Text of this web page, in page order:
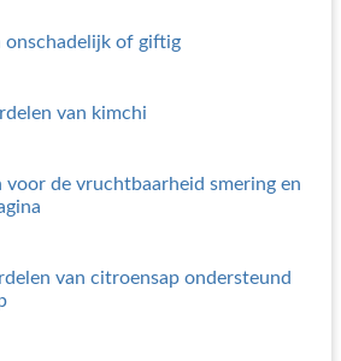
onschadelijk of giftig
van kimchi
voor de vruchtbaarheid smering en
van citroensap ondersteund